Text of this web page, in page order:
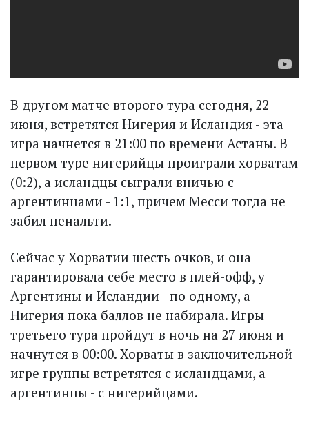
В другом матче второго тура сегодня, 22
июня, встретятся Нигерия и Исландия - эта
игра начнется в 21:00 по времени Астаны. В
первом туре нигерийцы проиграли хорватам
(0:2), а исландцы сыграли вничью с
аргентинцами - 1:1, причем Месси тогда не
забил пенальти.
Сейчас у Хорватии шесть очков, и она
гарантировала себе место в плей-офф, у
Аргентины и Исландии - по одному, а
Нигерия пока баллов не набирала. Игры
третьего тура пройдут в ночь на 27 июня и
начнутся в 00:00. Хорваты в заключительной
игре группы встретятся с исландцами, а
аргентинцы - с нигерийцами.